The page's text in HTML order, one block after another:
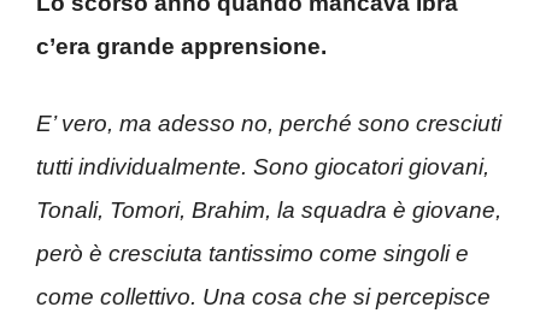
c’era grande apprensione.
E’ vero, ma adesso no, perché sono cresciuti
tutti individualmente. Sono giocatori giovani,
Tonali, Tomori, Brahim, la squadra è giovane,
però è cresciuta tantissimo come singoli e
come collettivo. Una cosa che si percepisce